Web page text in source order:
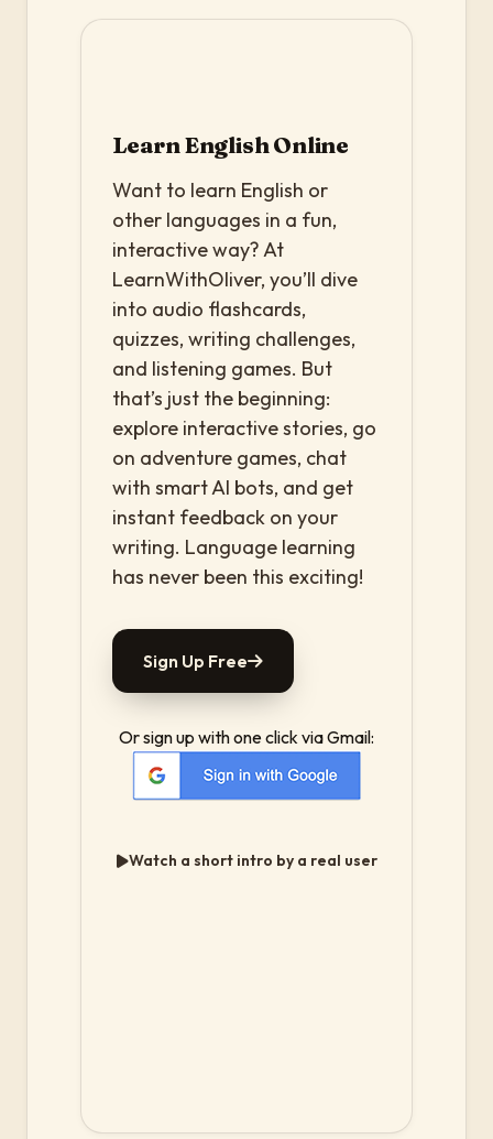
Learn English Online
Want to learn English or
other languages in a fun,
interactive way? At
LearnWithOliver, you’ll dive
into audio flashcards,
quizzes, writing challenges,
and listening games. But
that’s just the beginning:
explore interactive stories, go
on adventure games, chat
with smart AI bots, and get
instant feedback on your
writing. Language learning
has never been this exciting!
Sign Up Free
Or sign up with one click via Gmail:
Watch a short intro by a real user